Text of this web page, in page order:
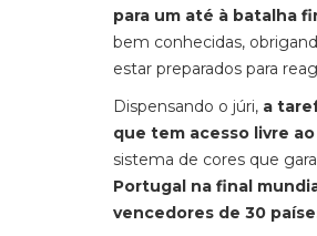
para um até à batalha
bem conhecidas,
estar preparados para
Dispensando o júri, a
que tem acesso livre
sistema de cores que
Portugal na final
vencedores de 30